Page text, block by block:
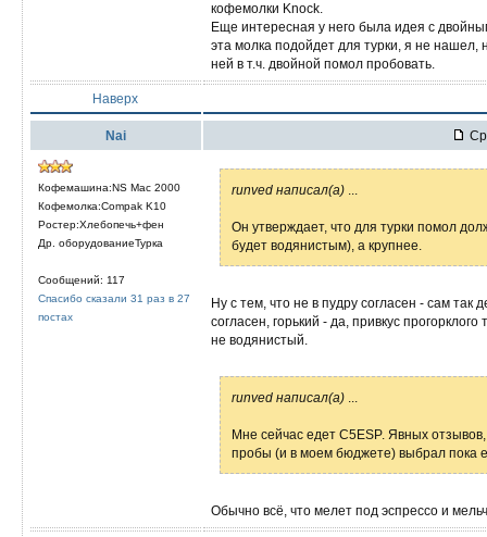
кофемолки Knock.
Еще интересная у него была идея с
эта молка подойдет для турки, я не
ней в т.ч. двойной помол пробовать.
Наверх
Nai Ср
Кофемашина:NS Mac 2000
Кофемолка:Compak K10
Ростер:Хлебопечь+фен
Др. оборудованиеТурка
Сообщений: 117
Спасибо сказали 31 раз в 27
постах
runved написал(а)
Он утверждает, что для турки помол
будет водянистым), а крупнее.
Ну с тем, что не в пудру согласен - сам так
согласен, горький - да, привкус
не водянистый.
runved написал(а)
Мне сейчас едет C5ESP. Явных
пробы (и в моем бюджете) выбрал пока
Обычно всё, что мелет под эспрессо и